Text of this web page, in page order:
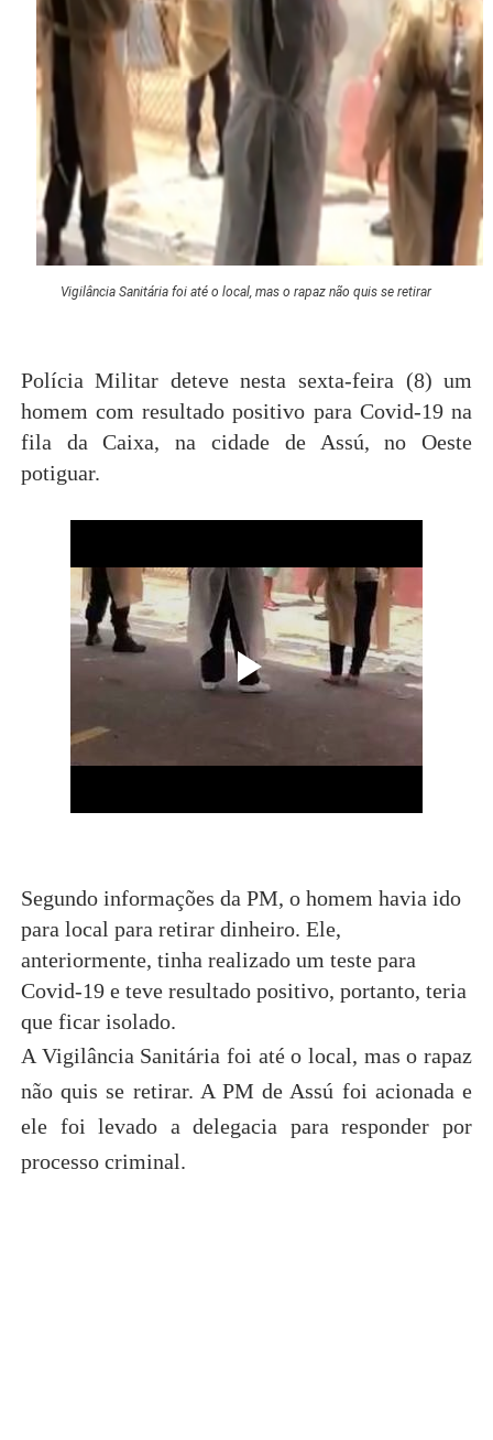
Vigilância Sanitária foi até o local, mas o rapaz não quis se retirar
Polícia Militar deteve nesta sexta-feira (8) um
homem com resultado positivo para Covid-19 na
fila da Caixa, na cidade de Assú, no Oeste
potiguar.
Segundo informações da PM, o homem havia ido
para local para retirar dinheiro. Ele,
anteriormente, tinha realizado um teste para
Covid-19 e teve resultado positivo, portanto, teria
que ficar isolado.
A Vigilância Sanitária foi até o local, mas o rapaz
não quis se retirar. A PM de Assú foi acionada e
ele foi levado a delegacia para responder por
processo criminal.